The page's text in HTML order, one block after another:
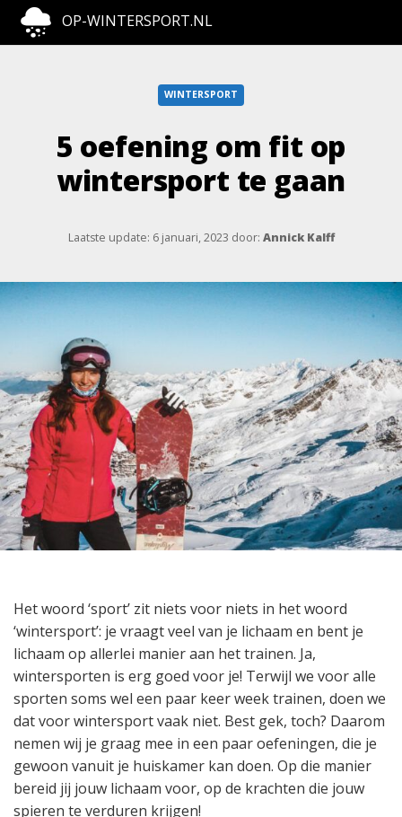
OP-WINTERSPORT.NL
WINTERSPORT
5 oefening om fit op
wintersport te gaan
Laatste update: 6 januari, 2023 door: Annick Kalff
Het woord ‘sport’ zit niets voor niets in het woord
‘wintersport’: je vraagt veel van je lichaam en bent je
lichaam op allerlei manier aan het trainen. Ja,
wintersporten is erg goed voor je! Terwijl we voor alle
sporten soms wel een paar keer week trainen, doen we
dat voor wintersport vaak niet. Best gek, toch? Daarom
nemen wij je graag mee in een paar oefeningen, die je
gewoon vanuit je huiskamer kan doen. Op die manier
bereid jij jouw lichaam voor, op de krachten die jouw
spieren te verduren krijgen!